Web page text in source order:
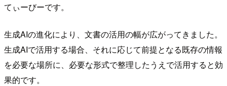
てぃーびーです。
生成AIの進化により、文書の活用の幅が広がってきました。
生成AIで活用する場合、それに応じて前提となる既存の情報
を必要な場所に、必要な形式で整理したうえで活用すると効
果的です。